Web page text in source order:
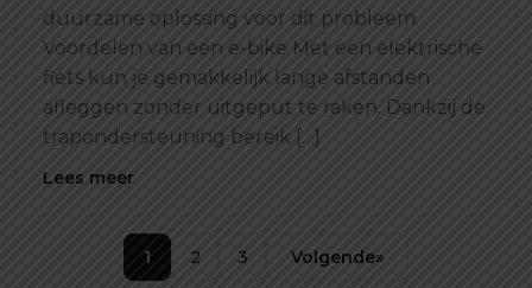
duurzame oplossing voor dit probleem.
Voordelen van een e-bike Met een elektrische
fiets kun je gemakkelijk lange afstanden
afleggen zonder uitgeput te raken. Dankzij de
trapondersteuning bereik […]
Lees meer
1 2 3 Volgende»